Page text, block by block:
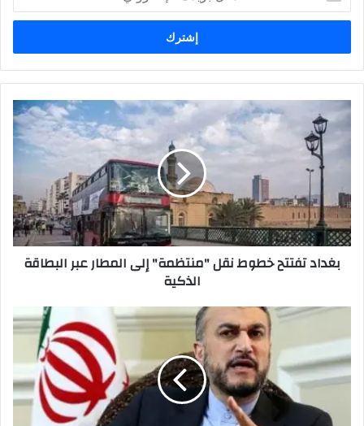
بريدك
الإلكتروني
بغداد
تفتتح
خطوط
"منتظمة"
إلى
المطار
عبر
البطاقة
الذكية
بغداد تفتتح خطوط نقل "منتظمة" إلى المطار عبر البطاقة
الذكية
طهران
ضد
ستدفعون